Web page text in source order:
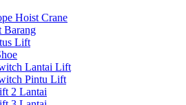
Hoist Crane
Barang
Lift
Lantai Lift
Pintu Lift
2 Lantai